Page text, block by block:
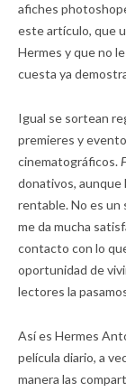
afiches
este artículo, que
Hermes y que no
cuesta ya
Igual se sortean
premieres y
cinematográficos.
donativos, aunque
rentable. No es un
me da mucha
contacto con lo
oportunidad de
lectores la
Así es Hermes
película diario, a
manera las